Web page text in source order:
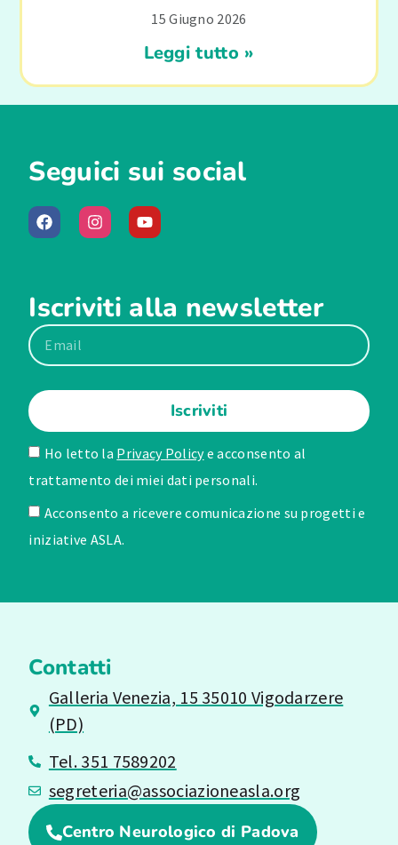
15 Giugno 2026
Leggi tutto »
Seguici sui social
Iscriviti alla newsletter
Ho letto la Privacy Policye acconsento al
trattamento dei miei dati personali.
Acconsento a ricevere comunicazione su progetti e
iniziative ASLA.
Iscriviti
Contatti
Galleria Venezia, 15 35010 Vigodarzere
(PD)
Tel. 351 7589202
segreteria@associazioneasla.org
Centro Neurologico di Padova